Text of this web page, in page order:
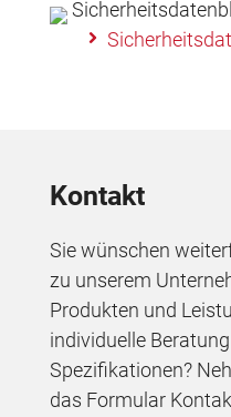
Kontakt
Sie wünschen
zu unserem
Produkten und
individuelle
Spezifikationen?
das Formular